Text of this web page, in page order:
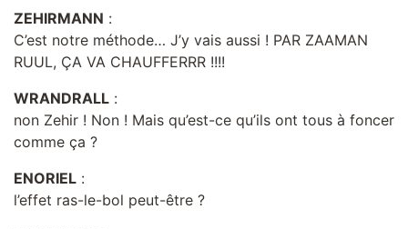
ZEHIRMANN :
C’est notre méthode… J’y vais aussi ! PAR ZAAMAN
RUUL, ÇA VA CHAUFFERRR !!!!
WRANDRALL :
non Zehir ! Non ! Mais qu’est-ce qu’ils ont tous à foncer
comme ça ?
ENORIEL :
l’effet ras-le-bol peut-être ?